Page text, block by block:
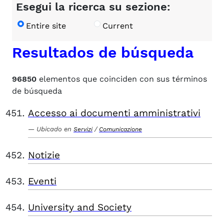
Esegui la ricerca su sezione:
Entire site Current
Resultados de búsqueda
96850 elementos que coinciden con sus términos
de búsqueda
Accesso ai documenti amministrativi
Ubicado en Servizi / Comunicazione
Notizie
Eventi
University and Society